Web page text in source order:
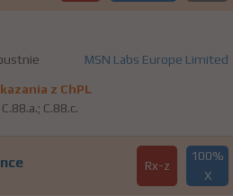
MSN Labs Europe Limited
z ChPL
C.88.c.
Rx-z
100%
X